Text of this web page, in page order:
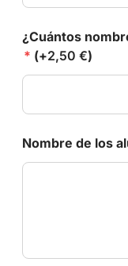
¿Cuántos
* (+2,50 €)
Nombre de los